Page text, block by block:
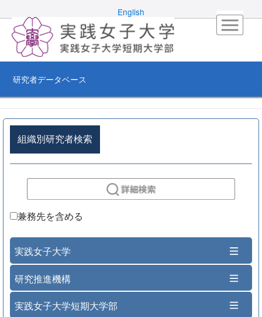
English
研究者データベース
組織別研究者検索
兼務先を含める
実践女子大学
研究推進機構
実践女子大学短期大学部